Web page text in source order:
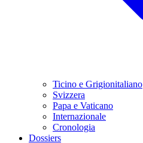
Ticino e Grigionitaliano
Svizzera
Papa e Vaticano
Internazionale
Cronologia
Dossiers